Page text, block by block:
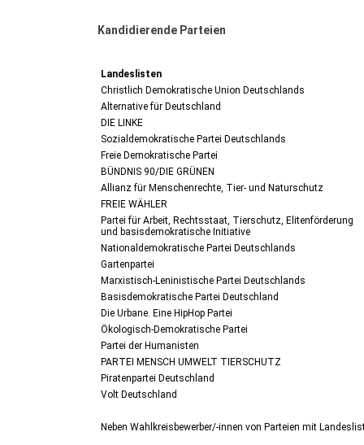
Kandidierende Parteien
Landeslisten
Christlich Demokratische Union Deutschlands
Alternative für Deutschland
DIE LINKE
Sozialdemokratische Partei Deutschlands
Freie Demokratische Partei
BÜNDNIS 90/DIE GRÜNEN
Allianz für Menschenrechte, Tier- und Naturschutz
FREIE WÄHLER
Partei für Arbeit, Rechtsstaat, Tierschutz, Elitenförderung
und basisdemokratische Initiative
Nationaldemokratische Partei Deutschlands
Gartenpartei
Marxistisch-Leninistische Partei Deutschlands
Basisdemokratische Partei Deutschland
Die Urbane. Eine HipHop Partei
Ökologisch-Demokratische Partei
Partei der Humanisten
PARTEI MENSCH UMWELT TIERSCHUTZ
Piratenpartei Deutschland
Volt Deutschland
Neben Wahlkreisbewerber/-innen von Parteien mit